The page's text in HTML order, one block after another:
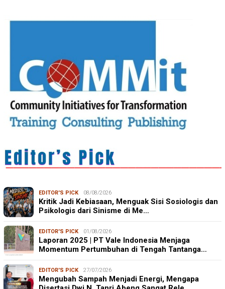
EDITOR'S PICK 08/08/2026
Kritik Jadi Kebiasaan, Menguak Sisi Sosiologis dan
Psikologis dari Sinisme di Me…
EDITOR'S PICK 01/08/2026
Laporan 2025 | PT Vale Indonesia Menjaga
Momentum Pertumbuhan di Tengah Tantanga…
EDITOR'S PICK 27/07/2026
Mengubah Sampah Menjadi Energi, Mengapa